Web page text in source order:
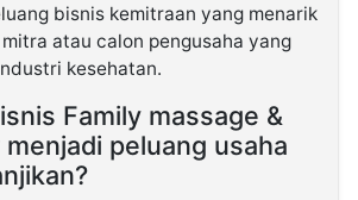
bisnis kemitraan yang menarik
atau calon pengusaha yang
kesehatan.
Family massage &
peluang usaha